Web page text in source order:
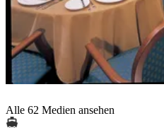
Alle 62 Medien ansehen